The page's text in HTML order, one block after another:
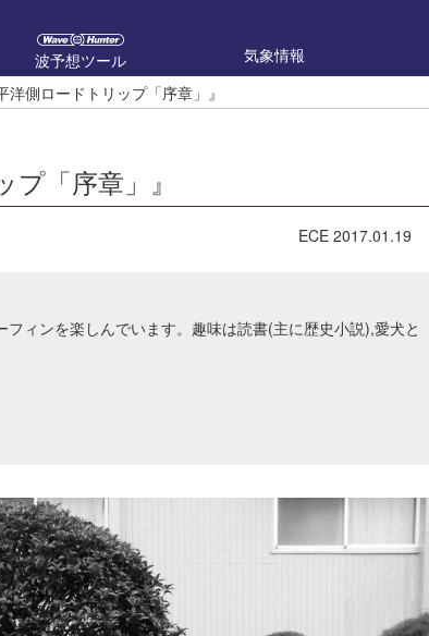
波予想ツール
気象情報
洋側ロードトリップ「序章」』
「序章」』
ECE 2017.01.19
ィンを楽しんでいます。趣味は読書(主に歴史小説),愛犬と